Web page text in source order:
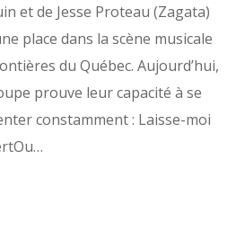
et de Jesse Proteau (Zagata)
place dans la scène musicale
du Québec. Aujourd’hui,
prouve leur capacité à se
constamment : Laisse-moi